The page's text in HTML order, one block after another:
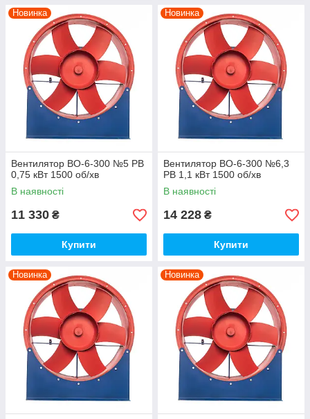
Новинка
Вентилятор ВО-6-300 №5 РВ
0,75 кВт 1500 об/хв
В наявності
11 330 ₴
Купити
Новинка
Вентилятор ВО-6-300 №6,3
РВ 1,1 кВт 1500 об/хв
В наявності
14 228 ₴
Купити
Новинка Новинка